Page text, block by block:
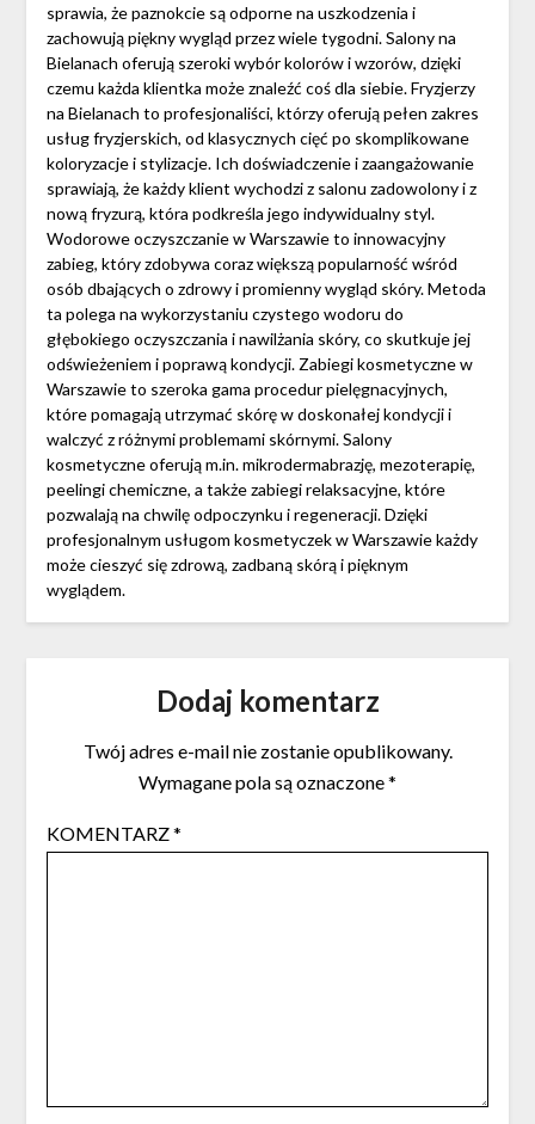
sprawia, że paznokcie są odporne na uszkodzenia i
zachowują piękny wygląd przez wiele tygodni. Salony na
Bielanach oferują szeroki wybór kolorów i wzorów, dzięki
czemu każda klientka może znaleźć coś dla siebie. Fryzjerzy
na Bielanach to profesjonaliści, którzy oferują pełen zakres
usług fryzjerskich, od klasycznych cięć po skomplikowane
koloryzacje i stylizacje. Ich doświadczenie i zaangażowanie
sprawiają, że każdy klient wychodzi z salonu zadowolony i z
nową fryzurą, która podkreśla jego indywidualny styl.
Wodorowe oczyszczanie w Warszawie to innowacyjny
zabieg, który zdobywa coraz większą popularność wśród
osób dbających o zdrowy i promienny wygląd skóry. Metoda
ta polega na wykorzystaniu czystego wodoru do
głębokiego oczyszczania i nawilżania skóry, co skutkuje jej
odświeżeniem i poprawą kondycji. Zabiegi kosmetyczne w
Warszawie to szeroka gama procedur pielęgnacyjnych,
które pomagają utrzymać skórę w doskonałej kondycji i
walczyć z różnymi problemami skórnymi. Salony
kosmetyczne oferują m.in. mikrodermabrazję, mezoterapię,
peelingi chemiczne, a także zabiegi relaksacyjne, które
pozwalają na chwilę odpoczynku i regeneracji. Dzięki
profesjonalnym usługom kosmetyczek w Warszawie każdy
może cieszyć się zdrową, zadbaną skórą i pięknym
wyglądem.
Dodaj komentarz
Twój adres e-mail nie zostanie opublikowany.
Wymagane pola są oznaczone*
KOMENTARZ*